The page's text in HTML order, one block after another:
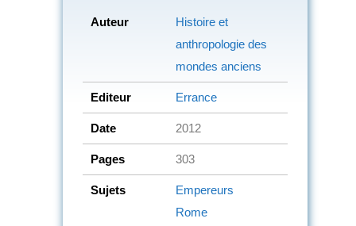
Auteur
Histoire et
anthropologie des
mondes anciens
Editeur Errance
Date 2012
Pages 303
Sujets
Empereurs
Rome